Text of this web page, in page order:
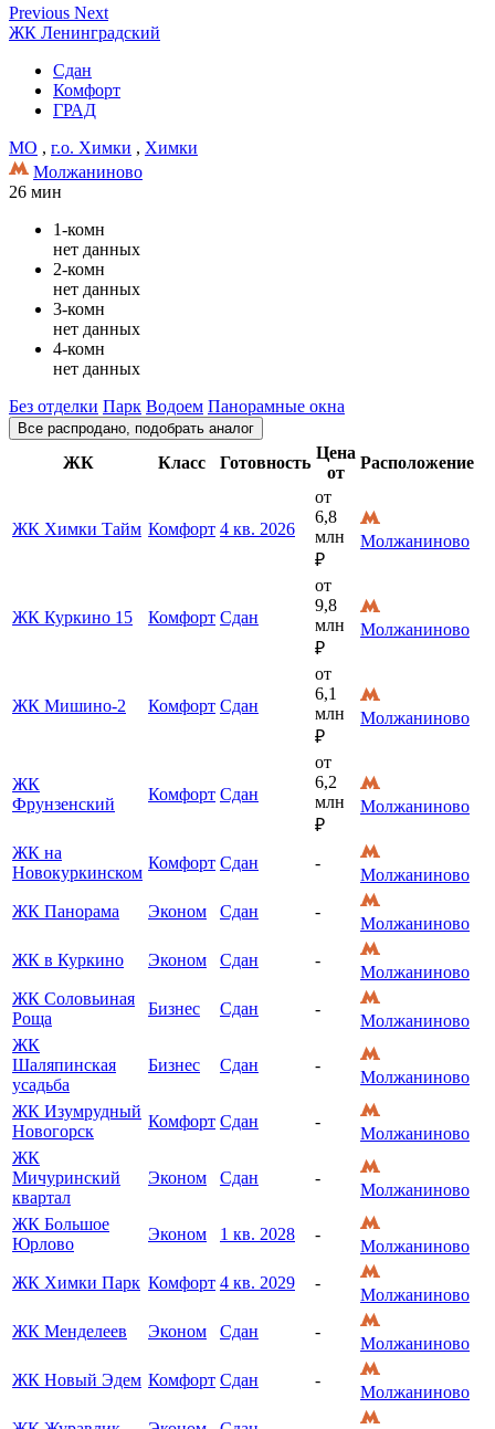
Previous Next
ЖК Ленинградский
Сдан
Комфорт
ГРАД
МО , г.о. Химки , Химки
Молжаниново
26 мин
1-комн
нет данных
2-комн
нет данных
3-комн
нет данных
4-комн
нет данных
Без отделки Парк Водоем Панорамные окна
Все распродано, подобрать аналог
ЖК Класс Готовность
Цена
от
Расположение
ЖК Химки Тайм Комфорт 4 кв. 2026
от
6,8
млн
₽
Молжаниново
ЖК Куркино 15 Комфорт Сдан
от
9,8
млн
₽
Молжаниново
ЖК Мишино-2 Комфорт Сдан
от
6,1
млн
₽
Молжаниново
ЖК
Фрунзенский
Комфорт Сдан
от
6,2
млн
₽
Молжаниново
ЖК на
Новокуркинском
Комфорт Сдан -
Молжаниново
ЖК Панорама
Эконом Сдан -
Молжаниново
ЖК в Куркино
Эконом Сдан -
Молжаниново
ЖК Соловьиная
Роща
Бизнес Сдан -
Молжаниново
ЖК
Шаляпинская
усадьба
Бизнес Сдан -
Молжаниново
ЖК Изумрудный
Новогорск
Комфорт Сдан -
Молжаниново
ЖК
Мичуринский
квартал
Эконом Сдан -
Молжаниново
ЖК Большое
Юрлово
Эконом 1 кв. 2028 -
Молжаниново
ЖК Химки Парк Комфорт 4 кв. 2029 -
Молжаниново
ЖК Менделеев
Эконом Сдан -
Молжаниново
ЖК Новый Эдем Комфорт Сдан -
Молжаниново